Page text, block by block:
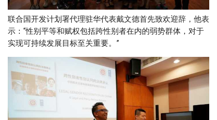
联合国开发计划署代理驻华代表戴文德首先致欢迎辞，他表
示：“性别平等和赋权包括跨性别者在内的弱势群体，对于
实现可持续发展目标至关重要。”